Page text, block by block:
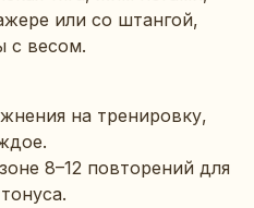
или со штангой,
с весом.
на тренировку,
8–12 повторений для